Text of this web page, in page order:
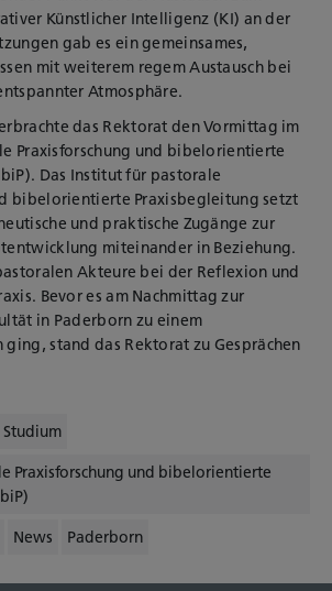
Künstlicher Intelligenz (KI) an der
gab es ein gemeinsames,
mit weiterem regem Austausch bei
Atmosphäre.
das Rektorat den Vormittag im
Praxisforschung und bibelorientierte
Das Institut für pastorale
bibelorientierte Praxisbegleitung setzt
und praktische Zugänge zur
miteinander in Beziehung.
Akteure bei der Reflexion und
Bevor es am Nachmittag zur
in Paderborn zu einem
ging, stand das Rektorat zu Gesprächen
Studium
Praxisforschung und bibelorientierte
News Paderborn